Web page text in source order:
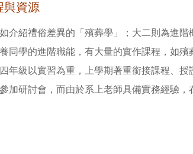
與資源
介紹禮俗差異的「殯葬學」；大二則為進階
同學的進階職能，有大量的實作課程，如
年級以實習為重，上學期著重銜接課程、
加研討會，而由於系上老師具備實務經驗